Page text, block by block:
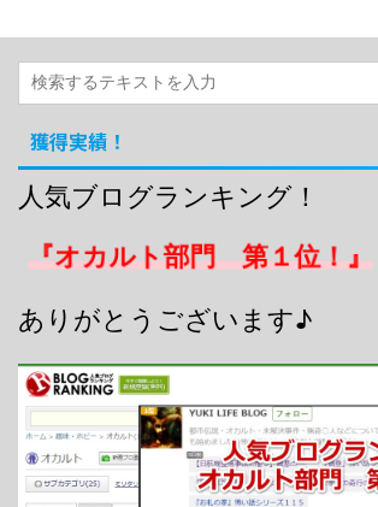
獲得実績！
人気ブログランキング！
『オカルト部門 第１位！』
ありがとうございます♪